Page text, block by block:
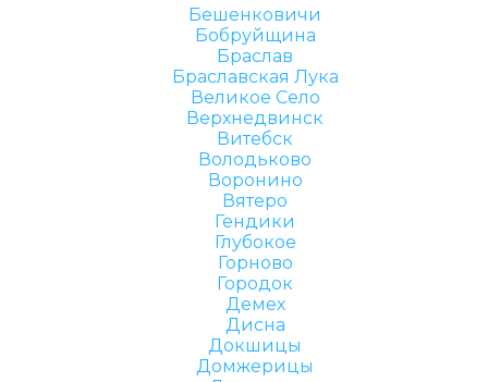
Бешенковичи
Бобруйщина
Браслав
Браславская Лука
Великое Село
Верхнедвинск
Витебск
Володьково
Воронино
Вятеро
Гендики
Глубокое
Горново
Городок
Демех
Дисна
Докшицы
Домжерицы